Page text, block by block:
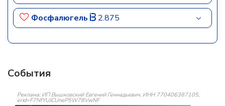
Фосфалюгель 2.875
События
Реклама: ИП Вышковский Евгений Геннадьевич, ИНН 770406387105,
erid=F7NfYUJCUneP5W78VwNF